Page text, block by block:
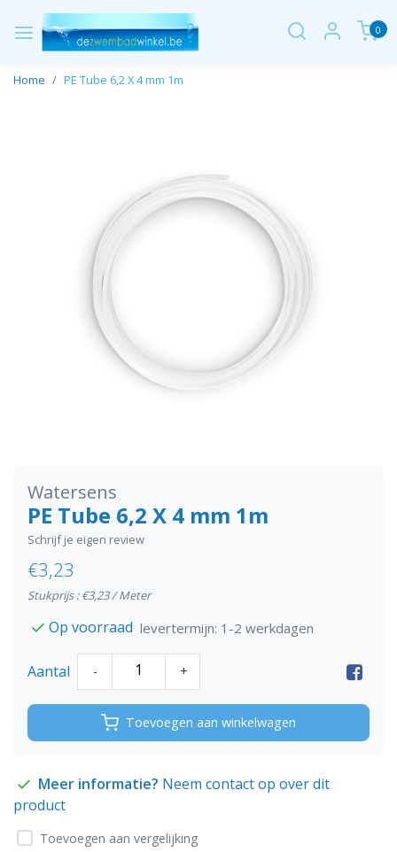
0
Home PE Tube 6,2 X 4 mm 1m
Watersens
PE Tube 6,2 X 4 mm 1m
Schrijf je eigen review
€3,23
Stukprijs : €3,23 / Meter
Op voorraad levertermijn: 1-2 werkdagen
Aantal - +
Toevoegen aan winkelwagen
Meer informatie? Neem contact op over dit
product
Toevoegen aan vergelijking